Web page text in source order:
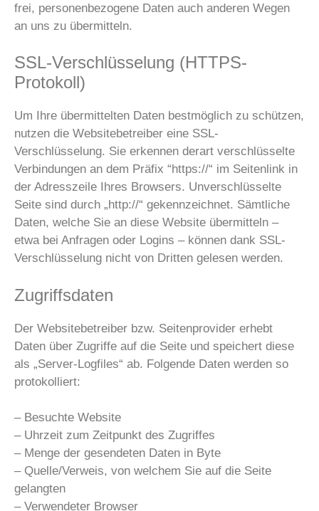
frei, personenbezogene Daten auch anderen Wegen
an uns zu übermitteln.
SSL-Verschlüsselung (HTTPS-
Protokoll)
Um Ihre übermittelten Daten bestmöglich zu schützen,
nutzen die Websitebetreiber eine SSL-
Verschlüsselung. Sie erkennen derart verschlüsselte
Verbindungen an dem Präfix “https://“ im Seitenlink in
der Adresszeile Ihres Browsers. Unverschlüsselte
Seite sind durch „http://“ gekennzeichnet. Sämtliche
Daten, welche Sie an diese Website übermitteln –
etwa bei Anfragen oder Logins – können dank SSL-
Verschlüsselung nicht von Dritten gelesen werden.
Zugriffsdaten
Der Websitebetreiber bzw. Seitenprovider erhebt
Daten über Zugriffe auf die Seite und speichert diese
als „Server-Logfiles“ ab. Folgende Daten werden so
protokolliert:
– Besuchte Website
– Uhrzeit zum Zeitpunkt des Zugriffes
– Menge der gesendeten Daten in Byte
– Quelle/Verweis, von welchem Sie auf die Seite
gelangten
– Verwendeter Browser